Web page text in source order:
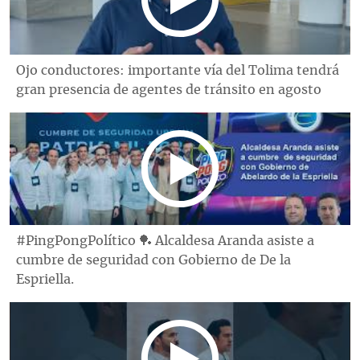
Ojo conductores: importante vía del Tolima tendrá
gran presencia de agentes de tránsito en agosto
#PingPongPolítico 🏓 Alcaldesa Aranda asiste a
cumbre de seguridad con Gobierno de De la
Espriella.